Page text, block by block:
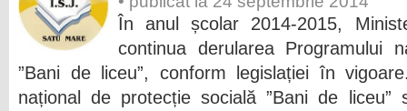
În anul școlar 2014-2015,
continua derularea Programului
”Bani de liceu”, conform legislației în
național de protecție socială ”Bani de